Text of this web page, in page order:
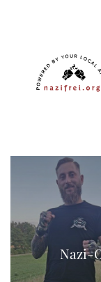
Nazi-